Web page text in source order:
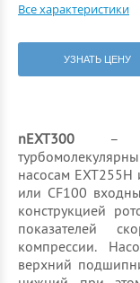
Все характеристики
УЗНАТЬ ЦЕНУ
nEXT300 –
насосам EXT255H
или CF100
конструкцией
показателей
компрессии.
верхний